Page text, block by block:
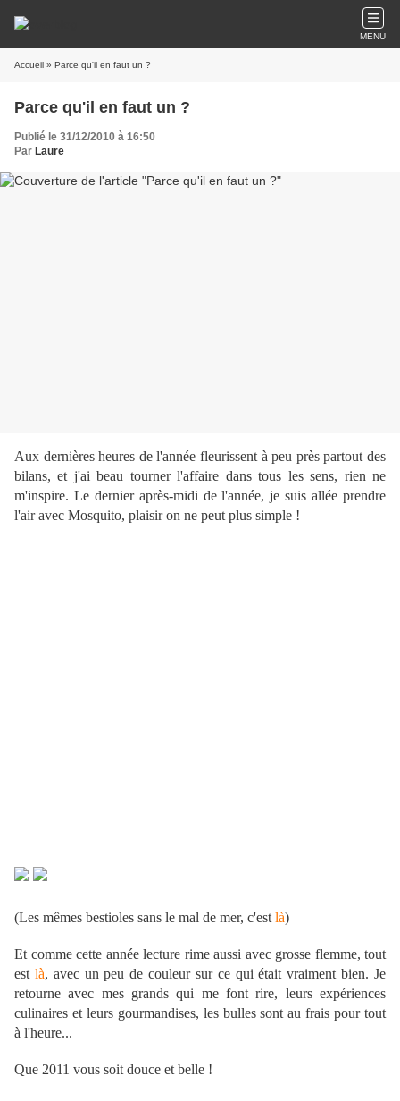
MENU
Accueil » Parce qu'il en faut un ?
Parce qu'il en faut un ?
Publié le 31/12/2010 à 16:50
Par Laure
Aux dernières heures de l'année fleurissent à peu près partout des
bilans, et j'ai beau tourner l'affaire dans tous les sens, rien ne
m'inspire. Le dernier après-midi de l'année, je suis allée prendre
l'air avec Mosquito, plaisir on ne peut plus simple !
(Les mêmes bestioles sans le mal de mer, c'est là)
Et comme cette année lecture rime aussi avec grosse flemme, tout
est là, avec un peu de couleur sur ce qui était vraiment bien. Je
retourne avec mes grands qui me font rire, leurs expériences
culinaires et leurs gourmandises, les bulles sont au frais pour tout
à l'heure...
Que 2011 vous soit douce et belle !